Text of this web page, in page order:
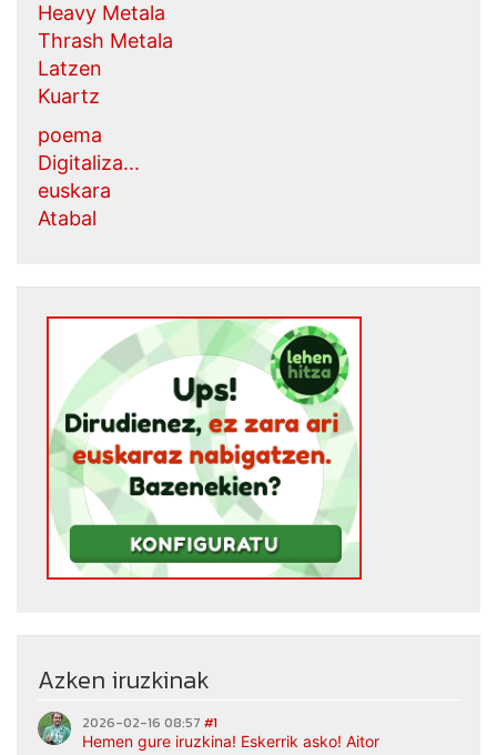
Heavy Metala
Thrash Metala
Latzen
Kuartz
poema
Digitaliza...
euskara
Atabal
Azken iruzkinak
2026-02-16 08:57 #1
Hemen gure iruzkina! Eskerrik asko! Aitor